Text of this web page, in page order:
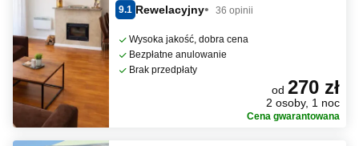
9.1 Rewelacyjny 36 opinii
Wysoka jakość, dobra cena
Bezpłatne anulowanie
Brak przedpłaty
od 270 zł
2 osoby, 1 noc
Cena gwarantowana